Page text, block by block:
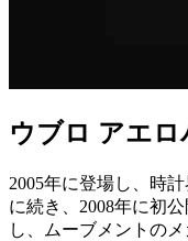
ウブロ アエ
2005年に登場し、時
に続き、2008年に初
し、ムーブメントの